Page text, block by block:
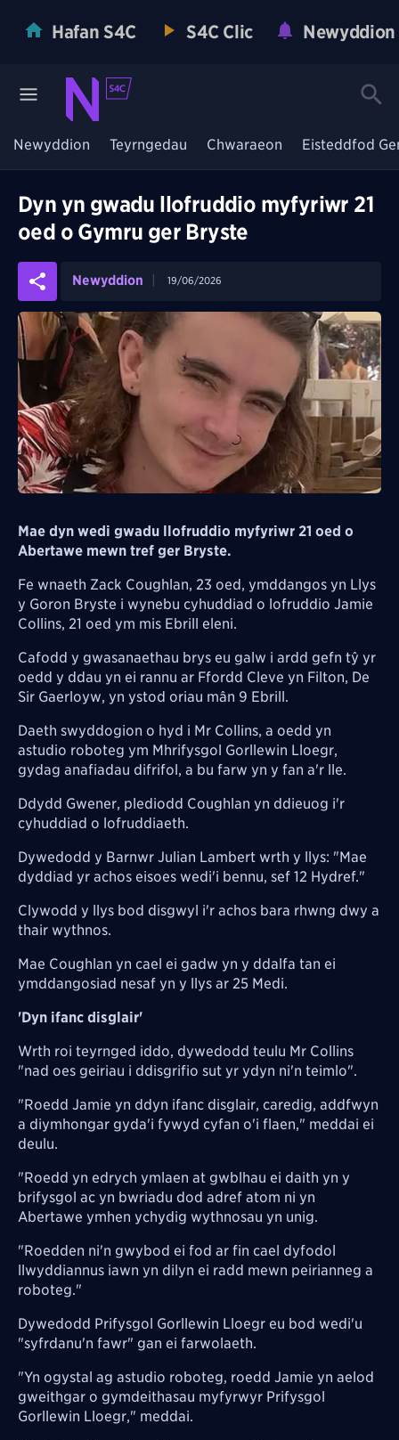
Hafan S4C S4C Clic Newyddion
Newyddion Teyrngedau Chwaraeon Eisteddfod
Dyn yn gwadu llofruddio myfyriwr 21
oed o Gymru ger Bryste
Newyddion 19/06/2026
Mae dyn wedi gwadu llofruddio myfyriwr 21 oed o
Abertawe mewn tref ger Bryste.
Fe wnaeth Zack Coughlan, 23 oed, ymddangos yn Llys
y Goron Bryste i wynebu cyhuddiad o lofruddio Jamie
Collins, 21 oed ym mis Ebrill eleni.
Cafodd y gwasanaethau brys eu galw i ardd gefn tŷ yr
oedd y ddau yn ei rannu ar Ffordd Cleve yn Filton, De
Sir Gaerloyw, yn ystod oriau mân 9 Ebrill.
Daeth swyddogion o hyd i Mr Collins, a oedd yn
astudio roboteg ym Mhrifysgol Gorllewin Lloegr,
gydag anafiadau difrifol, a bu farw yn y fan a'r lle.
Ddydd Gwener, plediodd Coughlan yn ddieuog i'r
cyhuddiad o lofruddiaeth.
Dywedodd y Barnwr Julian Lambert wrth y llys: "Mae
dyddiad yr achos eisoes wedi'i bennu, sef 12 Hydref."
Clywodd y llys bod disgwyl i'r achos bara rhwng dwy a
thair wythnos.
Mae Coughlan yn cael ei gadw yn y ddalfa tan ei
ymddangosiad nesaf yn y llys ar 25 Medi.
'Dyn ifanc disglair'
Wrth roi teyrnged iddo, dywedodd teulu Mr Collins
"nad oes geiriau i ddisgrifio sut yr ydyn ni'n teimlo".
"Roedd Jamie yn ddyn ifanc disglair, caredig, addfwyn
a diymhongar gyda'i fywyd cyfan o'i flaen," meddai ei
deulu.
"Roedd yn edrych ymlaen at gwblhau ei daith yn y
brifysgol ac yn bwriadu dod adref atom ni yn
Abertawe ymhen ychydig wythnosau yn unig.
"Roedden ni'n gwybod ei fod ar fin cael dyfodol
llwyddiannus iawn yn dilyn ei radd mewn peirianneg a
roboteg."
Dywedodd Prifysgol Gorllewin Lloegr eu bod wedi'u
"syfrdanu'n fawr" gan ei farwolaeth.
"Yn ogystal ag astudio roboteg, roedd Jamie yn aelod
gweithgar o gymdeithasau myfyrwyr Prifysgol
Gorllewin Lloegr," meddai.